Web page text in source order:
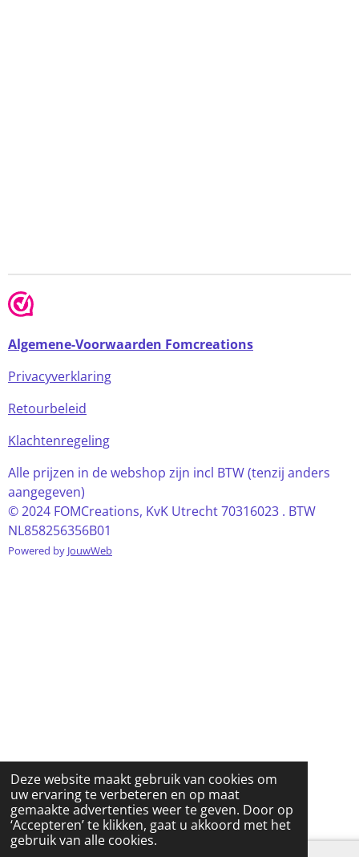
Deze website maakt gebruik van cookies om
uw ervaring te verbeteren en op maat
gemaakte advertenties weer te geven. Door op
‘Accepteren’ te klikken, gaat u akkoord met het
gebruik van alle cookies.
Algemene-Voorwaarden Fomcreations
Privacyverklaring
Retourbeleid
Klachtenregeling
Alle prijzen in de webshop zijn incl BTW (tenzij anders
aangegeven)
© 2024 FOMCreations, KvK Utrecht 70316023 . BTW
NL858256356B01
Powered by JouwWeb